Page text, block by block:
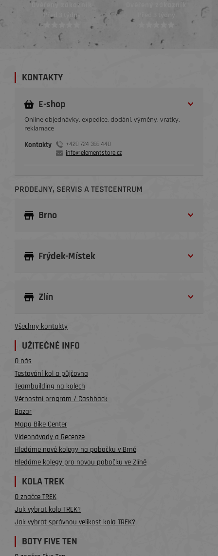
Ověřený zákazník
Před 3 týdny
KONTAKTY
E-shop
Online objednávky, expedice, dodání, výměny, vratky,
reklamace
Kontakty
+420 724 366 440
info@elementstore.cz
PRODEJNY, SERVIS A TESTCENTRUM
Brno
Frýdek-Místek
Zlín
Všechny kontakty
UŽITEČNÉ INFO
O nás
Testování kol a půjčovna
Teambuilding na kolech
Věrnostní program / Cashback
Bazar
Mapa Bike Center
Videonávody a Recenze
Hledáme nové kolegy na pobočku v Brně
Hledáme kolegy pro novou pobočku ve Zlíně
KOLA TREK
O značce TREK
Jak vybrat kolo TREK?
Jak vybrat správnou velikost kola TREK?
BOTY FIVE TEN